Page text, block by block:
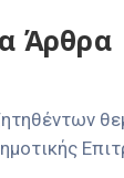
Άρθρα